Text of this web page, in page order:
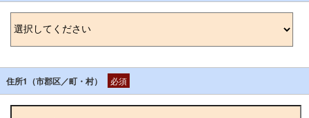
住所1（市郡区／町・村） 必須